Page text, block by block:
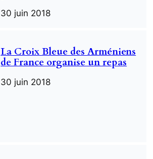
30 juin 2018
La Croix Bleue des Arméniens
de France organise un repas
30 juin 2018